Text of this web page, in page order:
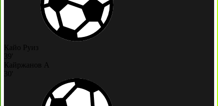
Кайо Руиз
39'
Кайржанов А
30'